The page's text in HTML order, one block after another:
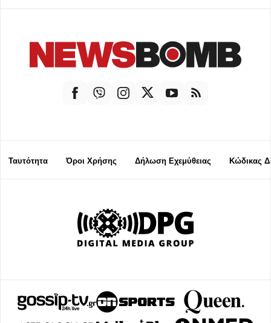
Ταυτότητα Όροι Χρήσης Δήλωση Εχεμύθειας Κώδικας